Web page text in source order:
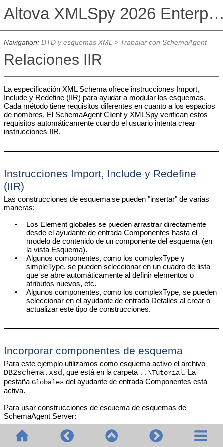
Altova XMLSpy 2026
Navigation: DTD y esquemas XML > Trabajar con SchemaAgent
Relaciones IIR
La especificación XML Schema ofrece instrucciones Import,
Include y Redefine (IIR) para ayudar a modular los esquemas.
Cada método tiene requisitos diferentes en cuanto a los espacios
de nombres. El SchemaAgent Client y XMLSpy verifican estos
requisitos automáticamente cuando el usuario intenta crear
instrucciones IIR.
Instrucciones Import, Include y Redefine
(IIR)
Las construcciones de esquema se pueden "insertar" de varias
maneras:
•
Los Element globales se pueden arrastrar directamente
desde el ayudante de entrada Componentes hasta el
modelo de contenido de un componente del esquema (en
la vista Esquema).
•
Algunos componentes, como los complexType y
simpleType, se pueden seleccionar en un cuadro de lista
que se abre automáticamente al definir elementos o
atributos nuevos, etc.
•
Algunos componentes, como los complexType, se pueden
seleccionar en el ayudante de entrada Detalles al crear o
actualizar este tipo de construcciones.
Incorporar componentes de esquema
Para este ejemplo utilizamos como esquema activo el archivo
DB2schema.xsd, que está en la carpeta ..\Tutorial. La
pestaña Globalesdel ayudante de entrada Componentes está
activa.
Para usar construcciones de esquema de esquemas de
SchemaAgent Server:
Compruebe que está conectado a un servidor de
SchemaAgent (consulte el apartado
Conectarse a un